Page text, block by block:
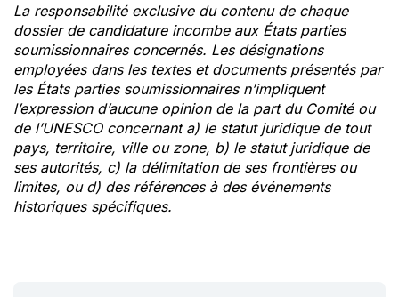
La responsabilité exclusive du contenu de chaque
dossier de candidature incombe aux États parties
soumissionnaires concernés. Les désignations
employées dans les textes et documents présentés par
les États parties soumissionnaires n’impliquent
l’expression d’aucune opinion de la part du Comité ou
de l’UNESCO concernant a) le statut juridique de tout
pays, territoire, ville ou zone, b) le statut juridique de
ses autorités, c) la délimitation de ses frontières ou
limites, ou d) des références à des événements
historiques spécifiques.